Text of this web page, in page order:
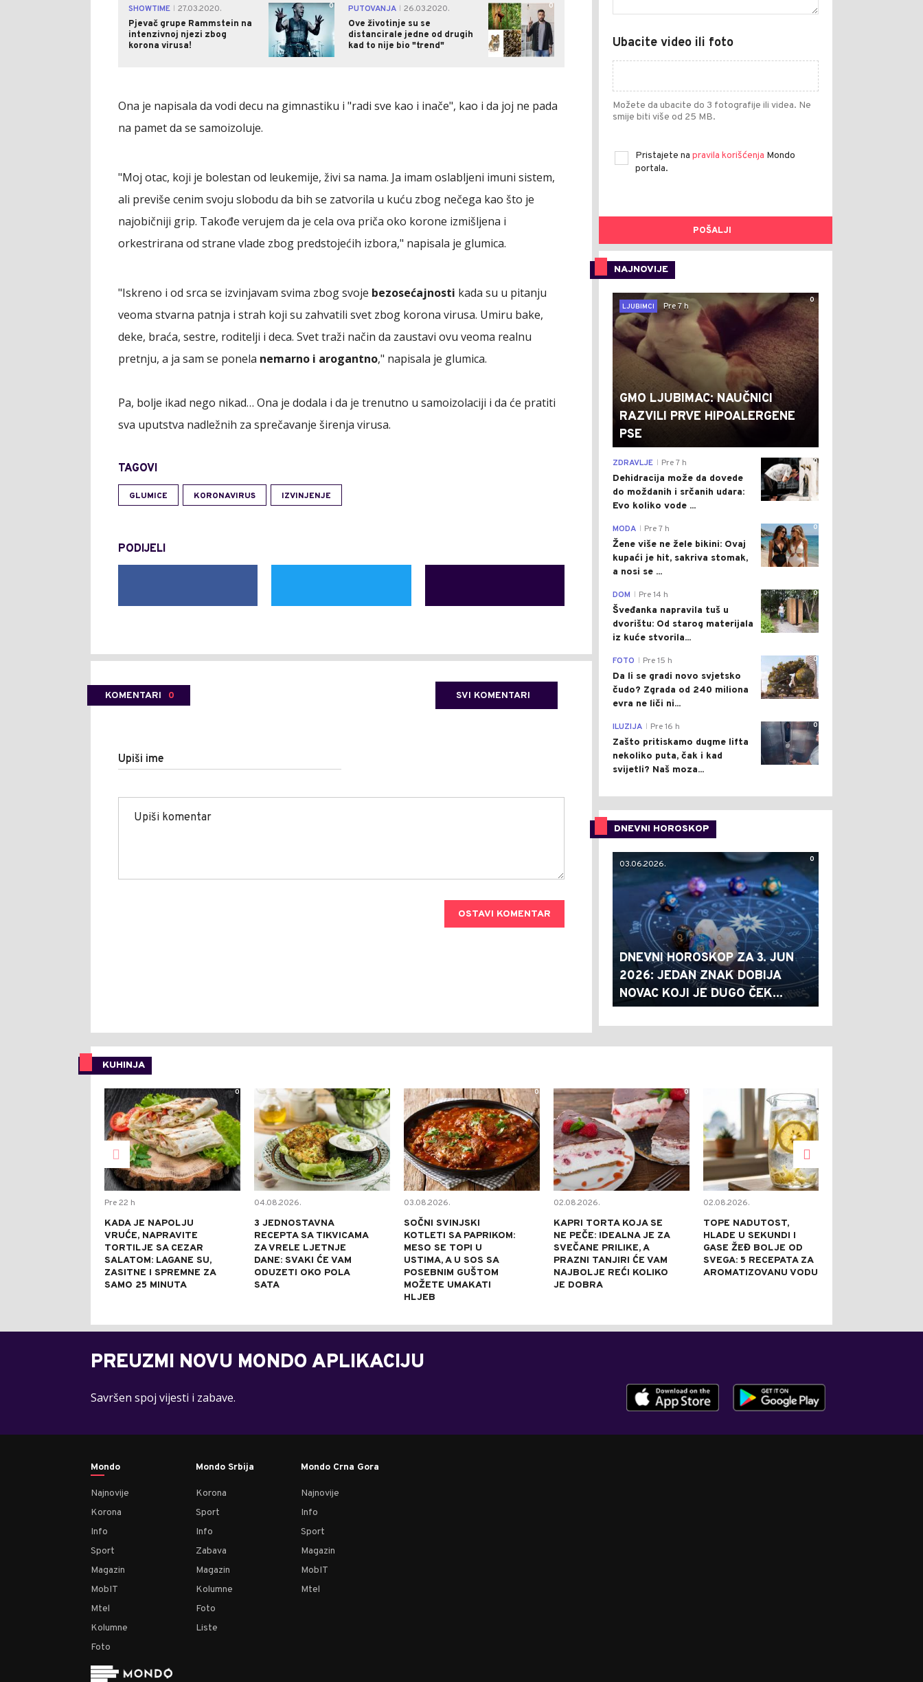
SHOWTIME
27.03.2020.
Pjevač grupe Rammstein na
intenzivnoj njezi zbog
korona virusa!
0 PUTOVANJA
26.03.2020.
Ove životinje su se
distancirale jedne od drugih
kad to nije bio "trend"
0
Ona je napisala da vodi decu na gimnastiku i "radi sve kao i inače", kao i da joj ne pada
na pamet da se samoizoluje.
"Moj otac, koji je bolestan od leukemije, živi sa nama. Ja imam oslabljeni imuni sistem,
ali previše cenim svoju slobodu da bih se zatvorila u kuću zbog nečega kao što je
najobičniji grip. Takođe verujem da je cela ova priča oko korone izmišljena i
orkestrirana od strane vlade zbog predstojećih izbora," napisala je glumica.
"Iskreno i od srca se izvinjavam svima zbog svoje bezosećajnosti kada su u pitanju
veoma stvarna patnja i strah koji su zahvatili svet zbog korona virusa. Umiru bake,
deke, braća, sestre, roditelji i deca. Svet traži način da zaustavi ovu veoma realnu
pretnju, a ja sam se ponela nemarno i arogantno," napisala je glumica.
Pa, bolje ikad nego nikad… Ona je dodala i da je trenutno u samoizolaciji i da će pratiti
sva uputstva nadležnih za sprečavanje širenja virusa.
TAGOVI
GLUMICE KORONAVIRUS IZVINJENJE
PODIJELI
KOMENTARI 0 SVI KOMENTARI
Upiši ime
OSTAVI KOMENTAR
Ubacite video ili foto
Možete da ubacite do 3 fotografije ili videa. Ne
smije biti više od 25 MB.
Pristajete na pravila korišćenja Mondo
portala.
POŠALJI
NAJNOVIJE
0
LJUBIMCI
Pre 7 h
GMO LJUBIMAC: NAUČNICI
RAZVILI PRVE HIPOALERGENE
PSE
0
ZDRAVLJE Pre 7 h
Dehidracija može da dovede
do moždanih i srčanih udara:
Evo koliko vode ...
0
MODA Pre 7 h
Žene više ne žele bikini: Ovaj
kupaći je hit, sakriva stomak,
a nosi se ...
0
DOM Pre 14 h
Šveđanka napravila tuš u
dvorištu: Od starog materijala
iz kuće stvorila...
0
FOTO Pre 15 h
Da li se gradi novo svjetsko
čudo? Zgrada od 240 miliona
evra ne liči ni...
0
ILUZIJA Pre 16 h
Zašto pritiskamo dugme lifta
nekoliko puta, čak i kad
svijetli? Naš moza...
DNEVNI HOROSKOP
0
03.06.2026.
DNEVNI HOROSKOP ZA 3. JUN
2026: JEDAN ZNAK DOBIJA
NOVAC KOJI JE DUGO ČEK...
KUHINJA
0
Pre 22 h
KADA JE NAPOLJU
VRUĆE, NAPRAVITE
TORTILJE SA CEZAR
SALATOM: LAGANE SU,
ZASITNE I SPREMNE ZA
SAMO 25 MINUTA
0
04.08.2026.
3 JEDNOSTAVNA
RECEPTA SA TIKVICAMA
ZA VRELE LJETNJE
DANE: SVAKI ĆE VAM
ODUZETI OKO POLA
SATA
0
03.08.2026.
SOČNI SVINJSKI
KOTLETI SA PAPRIKOM:
MESO SE TOPI U
USTIMA, A U SOS SA
POSEBNIM GUŠTOM
MOŽETE UMAKATI
HLJEB
0
02.08.2026.
KAPRI TORTA KOJA SE
NE PEČE: IDEALNA JE ZA
SVEČANE PRILIKE, A
PRAZNI TANJIRI ĆE VAM
NAJBOLJE REĆI KOLIKO
JE DOBRA
02.08.2026.
TOPE NADUTOST,
HLADE U SEKUNDI I
GASE ŽEĐ BOLJE OD
SVEGA: 5 RECEPATA ZA
AROMATIZOVANU VODU
PREUZMI NOVU MONDO APLIKACIJU
Savršen spoj vijesti i zabave.
Mondo
Najnovije
Korona
Info
Sport
Magazin
MobIT
Mtel
Kolumne
Foto
Mondo Srbija
Korona
Sport
Info
Zabava
Magazin
Kolumne
Foto
Liste
Mondo Crna Gora
Najnovije
Info
Sport
Magazin
MobIT
Mtel